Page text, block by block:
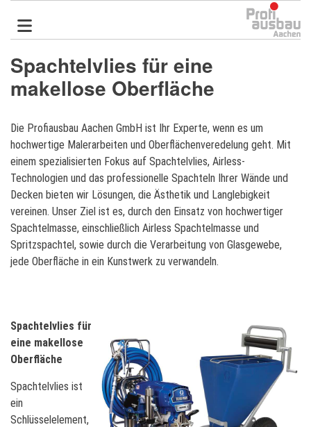
Inhalt
Spachtelvlies für eine
makellose Oberfläche
Die Profiausbau Aachen GmbH ist Ihr Experte, wenn es um
hochwertige Malerarbeiten und Oberflächenveredelung geht. Mit
einem spezialisierten Fokus auf Spachtelvlies, Airless-
Technologien und das professionelle Spachteln Ihrer Wände und
Decken bieten wir Lösungen, die Ästhetik und Langlebigkeit
vereinen. Unser Ziel ist es, durch den Einsatz von hochwertiger
Spachtelmasse, einschließlich Airless Spachtelmasse und
Spritzspachtel, sowie durch die Verarbeitung von Glasgewebe,
jede Oberfläche in ein Kunstwerk zu verwandeln.
Spachtelvlies für
eine makellose
Oberfläche
Spachtelvlies ist
ein
Schlüsselelement,